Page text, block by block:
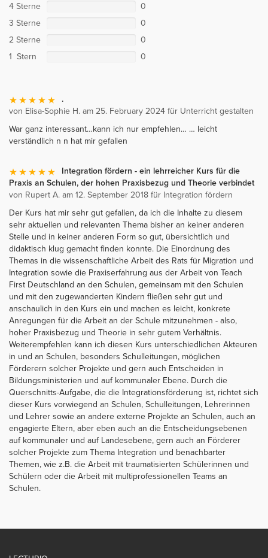
4 Sterne
0
3 Sterne
0
2 Sterne
0
1 Stern
0
.
von Elisa-Sophie H. am 25. February 2024 für Unterricht gestalten
War ganz interessant…kann ich nur empfehlen… … leicht
verständlich n n hat mir gefallen
Integration fördern - ein lehrreicher Kurs für die
Praxis an Schulen, der hohen Praxisbezug und Theorie verbindet
von Rupert A. am 12. September 2018 für Integration fördern
Der Kurs hat mir sehr gut gefallen, da ich die Inhalte zu diesem
sehr aktuellen und relevanten Thema bisher an keiner anderen
Stelle und in keiner anderen Form so gut, übersichtlich und
didaktisch klug gemacht finden konnte. Die Einordnung des
Themas in die wissenschaftliche Arbeit des Rats für Migration und
Integration sowie die Praxiserfahrung aus der Arbeit von Teach
First Deutschland an den Schulen, gemeinsam mit den Schulen
und mit den zugewanderten Kindern fließen sehr gut und
anschaulich in den Kurs ein und machen es leicht, konkrete
Anregungen für die Arbeit an der Schule mitzunehmen - also,
hoher Praxisbezug und Theorie in sehr gutem Verhältnis.
Weiterempfehlen kann ich diesen Kurs unterschiedlichen Akteuren
in und an Schulen, besonders Schulleitungen, möglichen
Förderern solcher Projekte und gern auch Entscheiden in
Bildungsministerien und auf kommunaler Ebene. Durch die
Querschnitts-Aufgabe, die die Integrationsförderung ist, richtet sich
dieser Kurs vorwiegend an Schulen, Schulleitungen, Lehrerinnen
und Lehrer sowie an andere externe Projekte an Schulen, auch an
engagierte Eltern, aber eben auch an die Entscheidungsebenen
auf kommunaler und auf Landesebene, gern auch an Förderer
solcher Projekte zum Thema Integration und benachbarter
Themen, wie z.B. die Arbeit mit traumatisierten Schülerinnen und
Schülern oder die Arbeit mit multiprofessionellen Teams an
Schulen.